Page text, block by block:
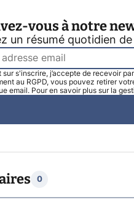
vous à notre
un résumé quotidien
sur s'inscrire, j’accepte de recevoir
au RGPD, vous pouvez retirer
email. Pour en savoir plus sur la
0